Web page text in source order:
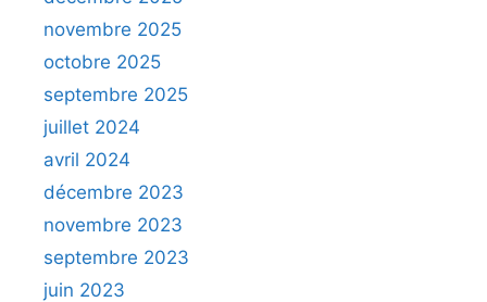
novembre 2025
octobre 2025
septembre 2025
juillet 2024
avril 2024
décembre 2023
novembre 2023
septembre 2023
juin 2023